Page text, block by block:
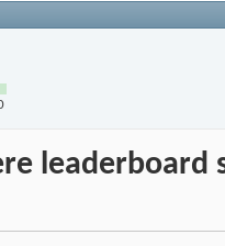
leaderboard